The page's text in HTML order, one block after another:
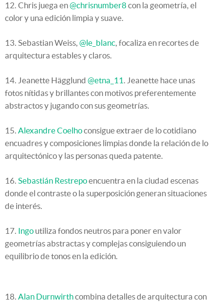
12. Chris juega en@chrisnumber8 con la geometría, el
color y una edición limpia y suave.
13. Sebastian Weiss, @le_blanc, focaliza en recortes de
arquitectura estables y claros.
14. Jeanette Hägglund @etna_11 . Jeanette hace unas
fotos nítidas y brillantes con motivos preferentemente
abstractos y jugando con sus geometrías.
15. Alexandre Coelhoconsigue extraer de lo cotidiano
encuadres y composiciones limpias donde la relación de lo
arquitectónico y las personas queda patente.
16. Sebastián Restrepoencuentra en la ciudad escenas
donde el contraste o la superposición generan situaciones
de interés.
17. Ingo utiliza fondos neutros para poner en valor
geometrías abstractas y complejas consiguiendo un
equilibrio de tonos en la edición.
18. Alan Durnwirthcombina detalles de arquitectura con